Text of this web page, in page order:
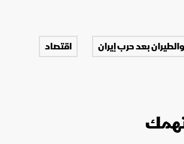
بعد حرب إيران
اقتصاد